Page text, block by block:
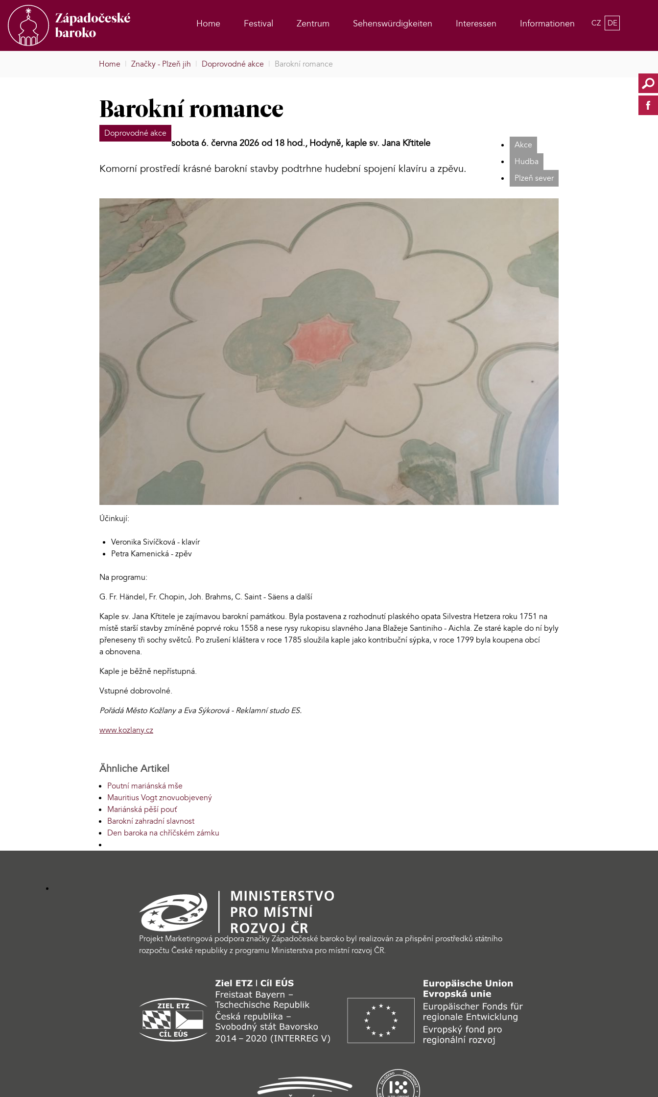
Home Festival Zentrum Sehenswürdigkeiten Interessen Informationen CZ DE
Home | Značky - Plzeň jih | Doprovodné akce | Barokní romance
Barokní romance
Doprovodné akce
Akce
Hudba
Plzeň sever
sobota 6. června 2026 od 18 hod., Hodyně, kaple sv. Jana Křtitele
Komorní prostředí krásné barokní stavby podtrhne hudební spojení klavíru a zpěvu.
Účinkují:
Veronika Sivíčková - klavír
Petra Kamenická - zpěv
Na programu:
G. Fr. Händel, Fr. Chopin, Joh. Brahms, C. Saint - Säens a další
Kaple sv. Jana Křtitele je zajímavou barokní památkou. Byla postavena z rozhodnutí plaského opata Silvestra Hetzera roku 1751 na
místě starší stavby zmíněné poprvé roku 1558 a nese rysy rukopisu slavného Jana Blažeje Santiniho - Aichla. Ze staré kaple do ní byly
přeneseny tři sochy světců. Po zrušení kláštera v roce 1785 sloužila kaple jako kontribuční sýpka, v roce 1799 byla koupena obcí
a obnovena.
Kaple je běžně nepřístupná.
Vstupné dobrovolné.
Pořádá Město Kožlany a Eva Sýkorová - Reklamní studo ES.
www.kozlany.cz
Ähnliche Artikel
Poutní mariánská mše
Mauritius Vogt znovuobjevený
Mariánská pěší pouť
Barokní zahradní slavnost
Den baroka na chříčském zámku
Projekt Marketingová podpora značky Západočeské baroko byl realizován za přispění prostředků státního
rozpočtu České republiky z programu Ministerstva pro místní rozvoj ČR.